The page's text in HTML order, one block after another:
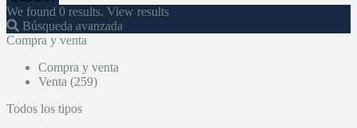
We found 0 results. View results
Búsqueda avanzada
Compra y venta
Compra y venta
Venta (259)
Todos los tipos